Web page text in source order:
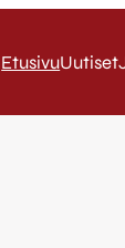
EtusivuUutiset